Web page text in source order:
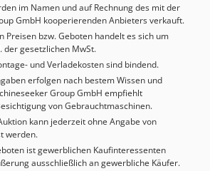
im Namen und auf Rechnung des mit der
GmbH kooperierenden Anbieters verkauft.
Preisen bzw. Geboten handelt es sich um
der gesetzlichen MwSt.
und Verladekosten sind bindend.
erfolgen nach bestem Wissen und
Group GmbH empfiehlt
von Gebrauchtmaschinen.
kann jederzeit ohne Angabe von
werden.
ist gewerblichen Kaufinteressenten
ausschließlich an gewerbliche Käufer.